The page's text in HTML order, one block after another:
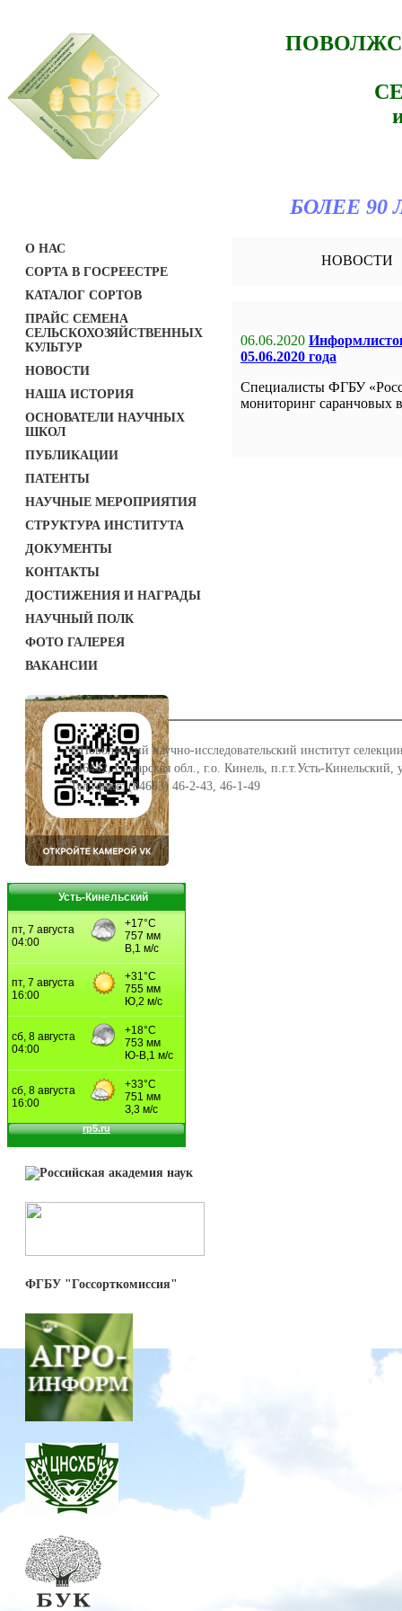
БОЛЕЕ
О НАС
СОРТА В ГОСРЕЕСТРЕ
КАТАЛОГ СОРТОВ
ПРАЙС СЕМЕНА
СЕЛЬСКОХОЗЯЙСТВЕННЫХ
КУЛЬТУР
НОВОСТИ
НАША ИСТОРИЯ
ОСНОВАТЕЛИ НАУЧНЫХ
ШКОЛ
ПУБЛИКАЦИИ
ПАТЕНТЫ
НАУЧНЫЕ МЕРОПРИЯТИЯ
СТРУКТУРА ИНСТИТУТА
ДОКУМЕНТЫ
КОНТАКТЫ
ДОСТИЖЕНИЯ И НАГРАДЫ
НАУЧНЫЙ ПОЛК
ФОТО ГАЛЕРЕЯ
ВАКАНСИИ
Усть-Кинельский
ФГБУ "Госсорткомиссия"
НОВОСТИ
06.06.2020
05.06.2020 года
Специалисты ФГБУ
мониторинг саранчовых
©Поволжский научно-исследовательский институт
446442, Самарская обл., г.о. Кинель, п.г.т.Усть-Кинельский,
Тел./факс: (84663) 46-2-43, 46-1-49